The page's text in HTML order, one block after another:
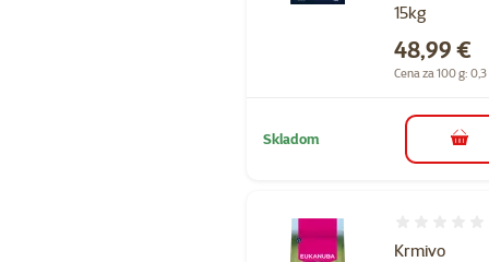
15kg
Cena
48,99 €
Cena za 100 g:
Skladom do
Krmivo